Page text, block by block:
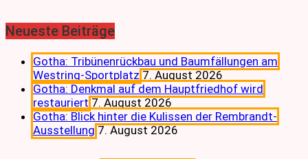
Neueste Beiträge
Gotha: Tribünenrückbau und Baumfällungen am
Westring-Sportplatz 7. August 2026
Gotha: Denkmal auf dem Hauptfriedhof wird
restauriert 7. August 2026
Gotha: Blick hinter die Kulissen der Rembrandt-
Ausstellung 7. August 2026